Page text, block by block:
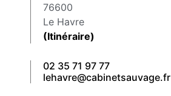
76600
Le Havre
(Itinéraire)
02 35 71 97 77
lehavre@cabinetsauvage.fr